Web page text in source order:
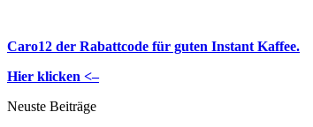
Caro12 der Rabattcode für guten Instant Kaffee.
Hier klicken <–
Neuste Beiträge